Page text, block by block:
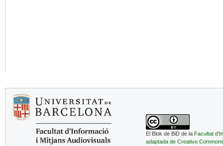
El Blok de BiD de la Facultat
adaptada de Creative